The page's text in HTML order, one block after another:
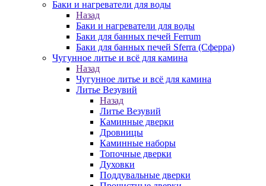
Баки и нагреватели для воды
Назад
Баки и нагреватели для воды
Баки для банных печей Ferrum
Баки для банных печей Sferra (Сферра)
Чугунное литье и всё для камина
Назад
Чугунное литье и всё для камина
Литье Везувий
Назад
Литье Везувий
Каминные дверки
Дровницы
Каминные наборы
Топочные дверки
Духовки
Поддувальные дверки